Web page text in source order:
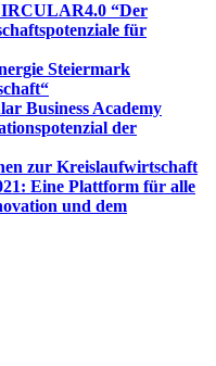
“Der
für
Steiermark
Business Academy
der
zur Kreislaufwirtschaft
Eine Plattform für alle
und dem